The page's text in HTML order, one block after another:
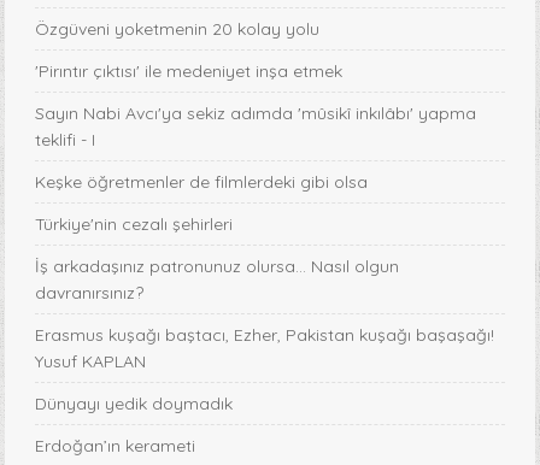
Özgüveni yoketmenin 20 kolay yolu
'Pirıntır çıktısı' ile medeniyet inşa etmek
Sayın Nabi Avcı'ya sekiz adımda 'mûsikî inkılâbı' yapma
teklifi - I
Keşke öğretmenler de filmlerdeki gibi olsa
Türkiye'nin cezalı şehirleri
İş arkadaşınız patronunuz olursa… Nasıl olgun
davranırsınız?
Erasmus kuşağı baştacı, Ezher, Pakistan kuşağı başaşağı!
Yusuf KAPLAN
Dünyayı yedik doymadık
Erdoğan’ın kerameti